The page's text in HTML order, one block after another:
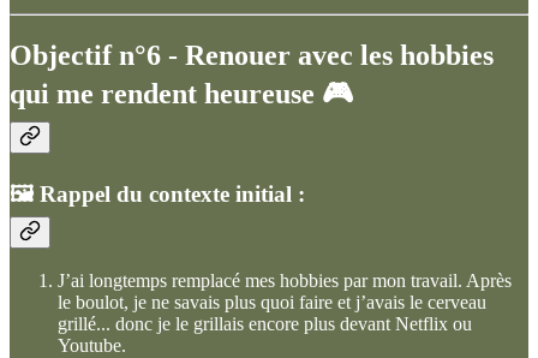
Objectif n°6 - Renouer avec les hobbies
qui me rendent heureuse 🎮
🖼️ Rappel du contexte initial :
J’ai longtemps remplacé mes hobbies par mon travail. Après
le boulot, je ne savais plus quoi faire et j’avais le cerveau
grillé... donc je le grillais encore plus devant Netflix ou
Youtube.